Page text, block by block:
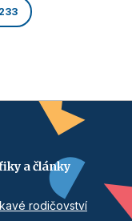
a články
rodičovství